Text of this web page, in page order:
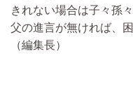
きれない場合は子々孫
父の進言が無ければ、
（編集長）